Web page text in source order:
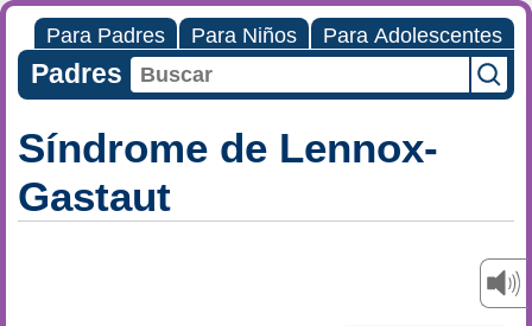
Para Padres Para Niños Para Adolescentes
Padres
Síndrome de Lennox-
Gastaut